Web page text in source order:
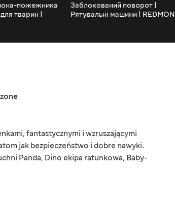
пожежника
тварин |
Заблокований поворот |
Рятувальні машини | REDMON
fantastycznymi i wzruszającymi
jak bezpieczeństwo i dobre nawyki.
Panda, Dino ekipa ratunkowa, Baby-